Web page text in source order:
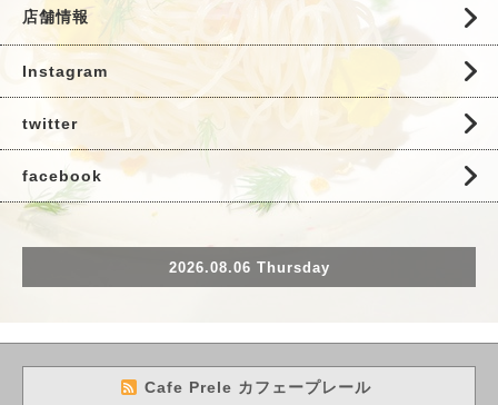
店舗情報
Instagram
twitter
facebook
2026.08.06 Thursday
Cafe Prele カフェープレール